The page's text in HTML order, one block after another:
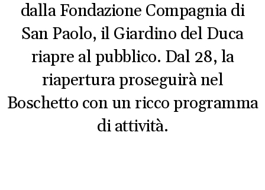
dalla Fondazione Compagnia di
San Paolo, il Giardino del Duca
riapre al pubblico. Dal 28, la
riapertura proseguirà nel
Boschetto con un ricco programma
di attività.